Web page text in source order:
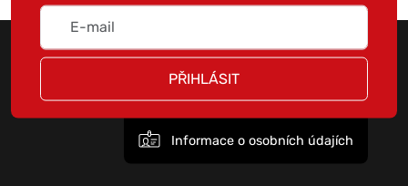
PŘIHLÁSIT
Informace o osobních údajích